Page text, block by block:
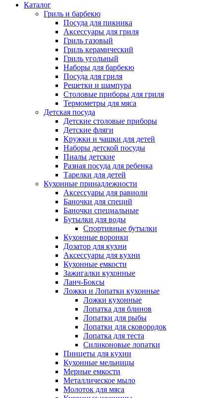
Каталог
Гриль и барбекю
Посуда для пикника
Аксессуары для гриля
Гриль газовый
Гриль керамический
Гриль угольный
Наборы для барбекю
Посуда для гриля
Решетки и шампура
Столовые приборы для гриля
Термометры для мяса
Детская посуда
Детские столовые приборы
Детские фляги
Кружки и чашки для детей
Наборы детской посуды
Пиалы детские
Разная посуда для ребенка
Тарелки для детей
Кухонные принадлежности
Аксессуары для равиоли
Баночки для специй
Баночки специальные
Бутылки для воды
Спортивные бутылки
Кухонные воронки
Дозатор для кухни
Аксессуары для кухни
Кухонные емкости
Зажигалки кухонные
Ланч-Боксы
Ложки и Лопатки кухонные
Ложки кухонные
Лопатка для блинов
Лопатки для рыбы
Лопатки для сковородок
Лопатка для теста
Силиконовые лопатки
Пинцеты для кухни
Кухонные мельницы
Мерные емкости
Металлическое мыло
Молоток для мяса